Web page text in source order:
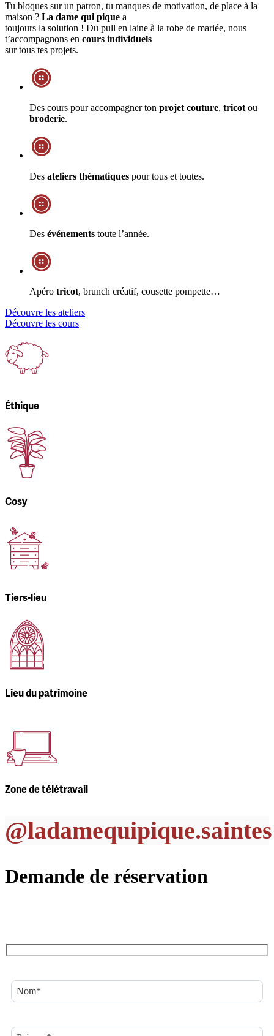
Tu bloques sur un patron, tu manques de motivation, de place à la
maison ? La dame qui pique a
toujours la solution ! Du pull en laine à la robe de mariée, nous
t’accompagnons en cours individuels
sur tous tes projets.
Des cours pour accompagner ton projet couture, tricot ou
broderie.
Des ateliers thématiques pour tous et toutes.
Des événements toute l’année.
Apéro tricot, brunch créatif, cousette pompette…
Découvre les ateliers
Découvre les cours
Éthique
Cosy
Tiers-lieu
Lieu du patrimoine
Zone de télétravail
@ladamequipique.saintes
Demande de réservation